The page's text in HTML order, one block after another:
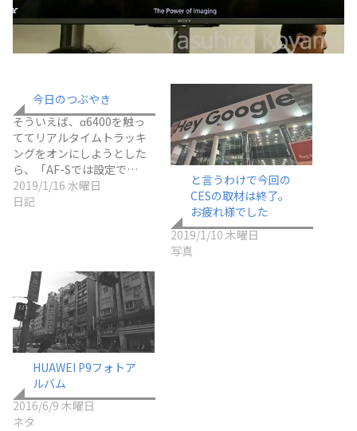
今日のつぶやき
そういえば、α6400を触っ
ててリアルタイムトラッキ
ングをオンにしようとした
ら、「AF-Sでは設定で…
2019/1/16 水曜日
日記
と言うわけで今回の
CESの取材は終了。
お疲れ様でした
2019/1/10 木曜日
写真
HUAWEI P9フォトア
ルバム
2016/6/9 木曜日
ネタ